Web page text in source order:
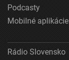
Podcasty
Mobilné aplikácie
Rádio Slovensko